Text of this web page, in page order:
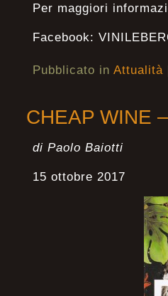
Per maggiori
Facebook:
Pubblicato in Attualità
CHEAP WINE
di Paolo Baiotti
15 ottobre 2017